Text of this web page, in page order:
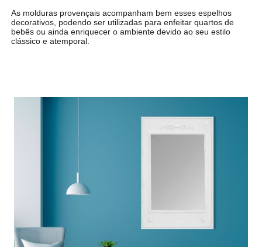
As molduras provençais acompanham bem esses espelhos
decorativos, podendo ser utilizadas para enfeitar quartos de
bebês ou ainda enriquecer o ambiente devido ao seu estilo
clássico e atemporal.